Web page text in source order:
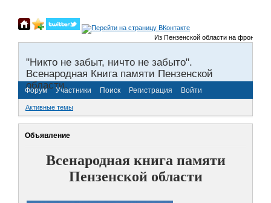
Из Пензенской области на фронты
"Никто не забыт, ничто не забыто".
Всенародная Книга памяти Пензенской
области.
Форум Участники Поиск Регистрация Войти
Активные темы
Объявление
Всенародная книга памяти
Пензенской области